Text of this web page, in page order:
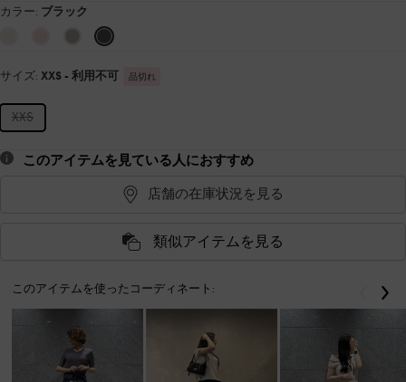
カラー: ブラック
サイズ: XXS - 利用不可 品切れ
XXS
このアイテムを見ている人におすすめ
店舗の在庫状況を見る
類似アイテムを見る
このアイテムを使ったコーディネート: 戻る